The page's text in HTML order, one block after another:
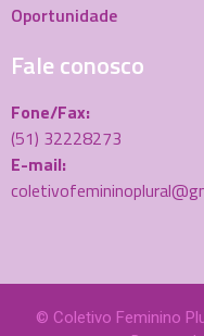
Oportunidade
Fale conosco
Fone/Fax:
(51) 32228273
E-mail:
© Coletivo Feminino